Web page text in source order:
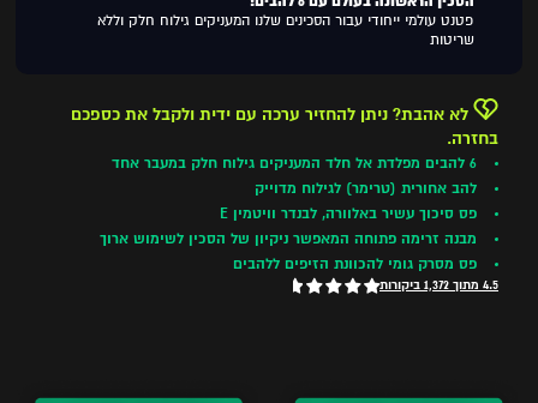
פטנט עולמי ייחודי עבור הסכינים שלנו המעניקים גילוח חלק וללא
שריטות
לא אהבת? ניתן להחזיר ערכה עם ידית ולקבל את כספכם
בחזרה.
6 להבים מפלדת אל חלד המעניקים גילוח חלק במעבר אחד
להב אחורית (טרימר) לגילוח מדוייק
פס סיכוך עשיר באלוורה, לבנדר וויטמין E
מבנה זרימה פתוחה המאפשר ניקיון של הסכין לשימוש ארוך
פס מסרק גומי להכוונת הזיפים ללהבים
4.5 מתוך 1,372 ביקורות